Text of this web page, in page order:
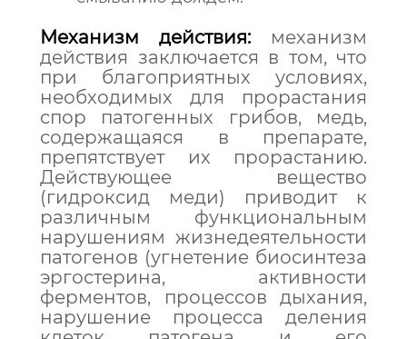
Механизм действия: механизм
действия заключается в том, что
при благоприятных условиях,
необходимых для прорастания
спор патогенных грибов, медь,
содержащаяся в препарате,
препятствует их прорастанию.
Действующее вещество
(гидроксид меди) приводит к
различным функциональным
нарушениям жизнедеятельности
патогенов (угнетение биосинтеза
эргостерина, активности
ферментов, процессов дыхания,
нарушение процесса деления